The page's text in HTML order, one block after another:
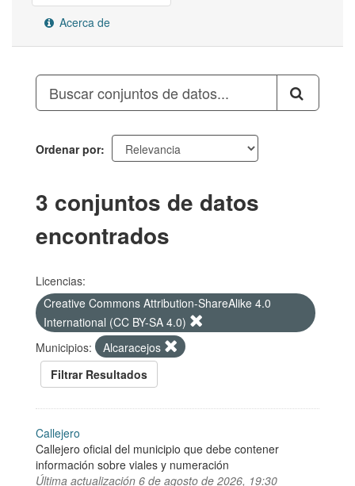
Acerca de
Ordenar por
3 conjuntos de datos
encontrados
Licencias:
Creative Commons Attribution-ShareAlike 4.0
International (CC BY-SA 4.0)
Municipios:
Alcaracejos
Filtrar Resultados
Callejero
Callejero oficial del municipio que debe contener
información sobre viales y numeración
Última actualización 6 de agosto de 2026, 19:30